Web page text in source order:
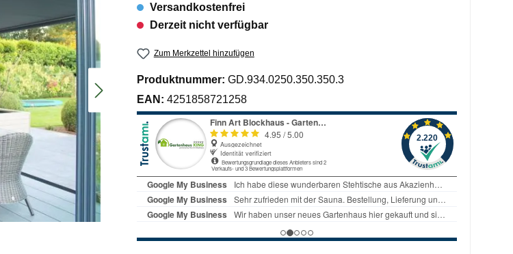
Versandkostenfrei
Derzeit nicht verfügbar
Zum Merkzettel hinzufügen
Produktnummer: GD.934.0250.350.350.3
EAN: 4251858721258